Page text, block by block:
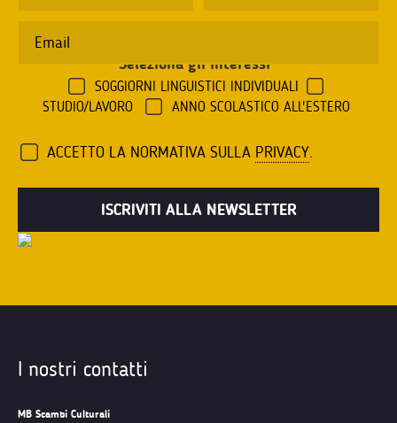
Seleziona gli interessi
SOGGIORNI LINGUISTICI INDIVIDUALI
STUDIO/LAVORO
ANNO SCOLASTICO ALL'ESTERO
ACCETTO LA NORMATIVA SULLA PRIVACY.
I nostri contatti
MB Scambi Culturali